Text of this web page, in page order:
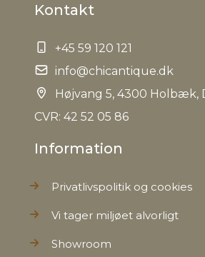
EAN
Tariffnumber
Bruttovægt
Kontakt
+45 59 120 121
info@chicantique.dk
Højvang 5, 4300 Holbæk,
CVR: 42 52 05 86
Information
Privatlivspolitik og cookies
Vi tager miljøet alvorligt
Showroom